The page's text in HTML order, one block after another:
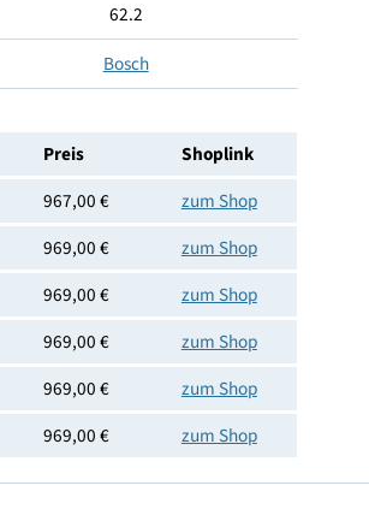
Nein
4242005349197
84.8
59.8
Preis
967,00 € zum Shop